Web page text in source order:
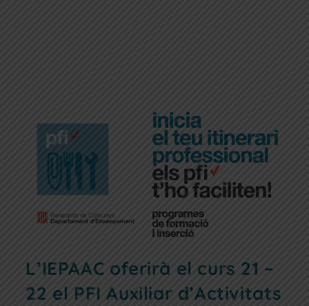
L’IEPAAC oferirà el curs 21 –
22 el PFI Auxiliar d’Activitats